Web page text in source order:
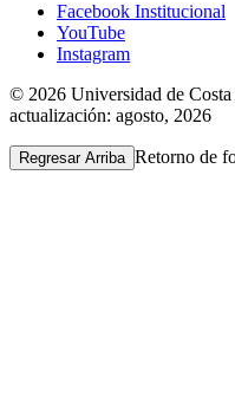
Facebook Institucional
YouTube
Instagram
© 2026 Universidad de
actualización: agosto, 2026
Regresar Arriba Retorno de